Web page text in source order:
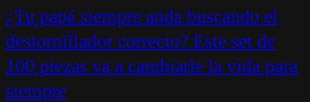
¿Tu papá siempre anda buscando el
destornillador correcto? Este set de
100 piezas va a cambiarle la vida para
siempre